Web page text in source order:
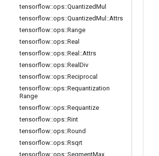
tensorflow::ops::QuantizedMul
tensorflow::ops::QuantizedMul ::Attrs
tensorflow::ops::Range
tensorflow::ops::Real
tensorflow::ops::Real ::Attrs
tensorflow::ops::Real Div
tensorflow::ops::Reciprocal
tensorflow::ops::Requantization
Range
tensorflow::ops::Requantize
tensorflow::ops::Rint
tensorflow::ops::Round
tensorflow::ops::Rsqrt
tensorflow::ops::SegmentMax